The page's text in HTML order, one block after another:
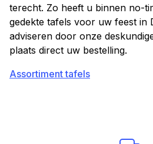
terecht. Zo heeft u binnen no-
gedekte tafels voor uw feest in
adviseren door onze
plaats direct uw bestelling.
Assortiment tafels